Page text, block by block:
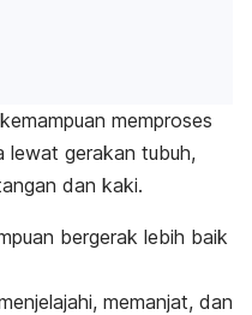
memproses
lewat gerakan tubuh,
dan kaki.
bergerak lebih baik
memanjat, dan